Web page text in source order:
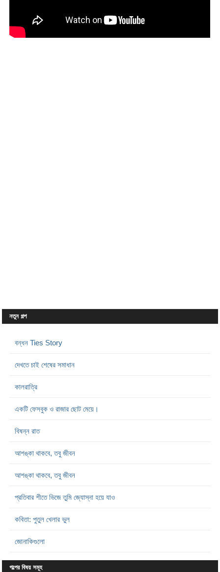
নতুন গল্প
বন্ধন Ties Story
দেখতে চাই শেষের সমাধান
কালরাত্রি
একটি ফেসবুক ও রাজার ছোট মেয়ে।
বিষন্ন রাত
আশঙ্কা থাকবে, তবু জীবন
আশঙ্কা থাকবে, তবু জীবন
প্রতিবার শীতে ভিজে তুমি জ্যোস্না হয়ে যাও
কবিতা: পুতুল খেলার ভুল
জোনাকিগুলো
গল্পের বিষয় সমূহ